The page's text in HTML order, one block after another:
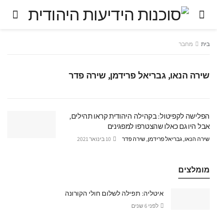
בית מחבר
שירה הנאו, גבריאל פרידמן, שירה פדר
הפלישה לקפיטול: בקהילה היהודית קראו תהילים,
אבל היו גם כאלו שהצטרפו למפגינים
שירה הנאו, גבריאל פרידמן, שירה פדר
מומלצים
איטליה: תפילה לשלום חולי הקורונה
לפני 6 שנים